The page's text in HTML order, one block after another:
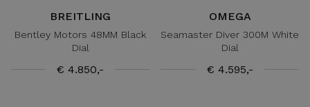
BREITLING
Bentley Motors 48MM Black
Dial
€ 4.850,-
OMEGA
Seamaster Diver 300M White
Dial
€ 4.595,-